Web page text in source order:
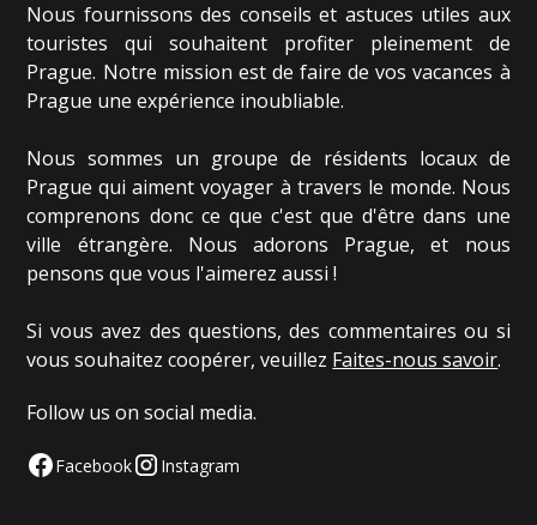
Nous fournissons des conseils et astuces utiles aux
touristes qui souhaitent profiter pleinement de
Prague. Notre mission est de faire de vos vacances à
Prague une expérience inoubliable.
Nous sommes un groupe de résidents locaux de
Prague qui aiment voyager à travers le monde. Nous
comprenons donc ce que c'est que d'être dans une
ville étrangère. Nous adorons Prague, et nous
pensons que vous l'aimerez aussi !
Si vous avez des questions, des commentaires ou si
vous souhaitez coopérer, veuillez Faites-nous savoir.
Follow us on social media.
Facebook Instagram